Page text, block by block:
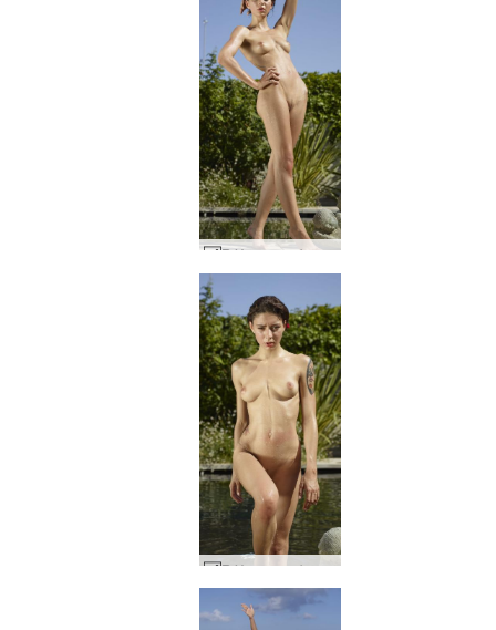
Różany przy basenie #65
Różany przy basenie #58